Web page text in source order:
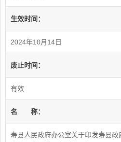
生效时间：
2024年10月14日
废止时间：
有效
名 称：
寿县人民政府办公室关于印发寿县